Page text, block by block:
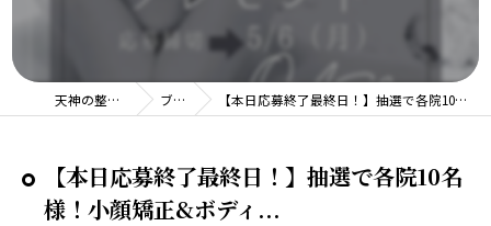
天神の整体院TBCC ブログ 【本日応募終了最終日！】抽選で各院10名様！小顔矯正&ボディ...
【本日応募終了最終日！】抽選で各院10名
様！小顔矯正&ボディ...